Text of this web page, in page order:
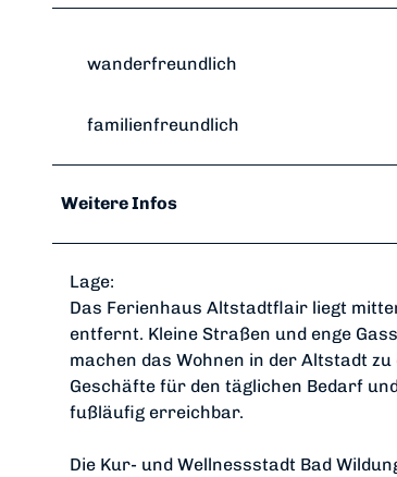
wanderfreundlich
familienfreundlich
Weitere Infos
Lage:
Das Ferienhaus Altstadtflair liegt
entfernt. Kleine Straßen und enge
machen das Wohnen in der Altstadt
Geschäfte für den täglichen Bedarf
fußläufig erreichbar.
Die Kur- und Wellnessstadt Bad